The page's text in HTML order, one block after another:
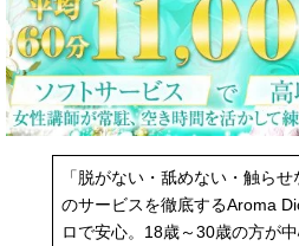
「脱がない・舐めない・触ら
のサービスを徹底するAroma
ロで安心。18歳～30歳の方が中